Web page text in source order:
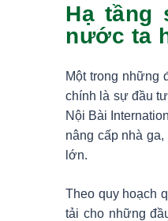
Hạ tầng
nước ta
Một trong những
chính là sự đầu
Nội Bài
nâng cấp nhà
lớn.
Theo quy hoạch
tải cho những